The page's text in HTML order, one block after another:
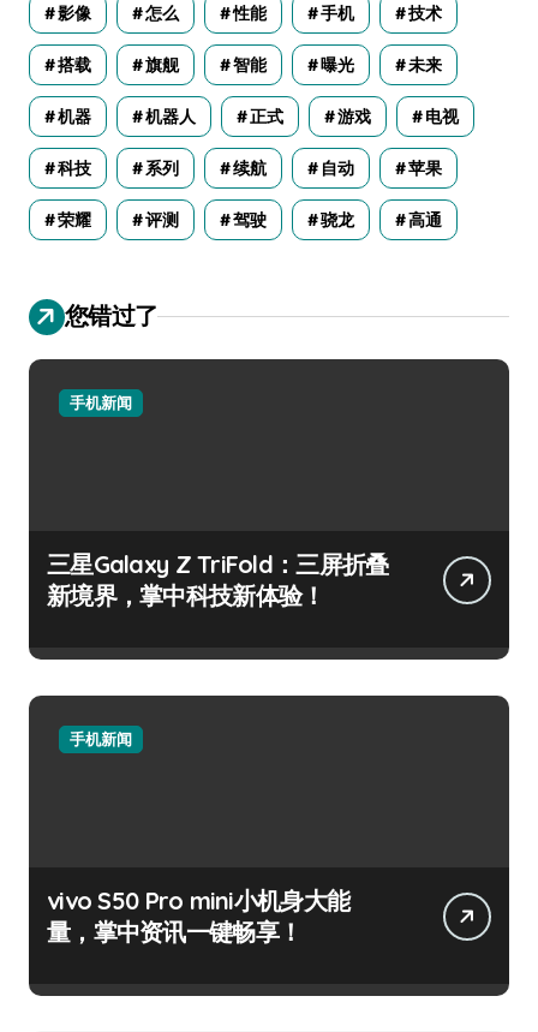
影像 怎么 性能 手机 技术
搭载 旗舰 智能 曝光 未来
机器 机器人 正式 游戏 电视
科技 系列 续航 自动 苹果
荣耀 评测 驾驶 骁龙 高通
您错过了
手机新闻
三星Galaxy Z TriFold：三屏折叠
新境界，掌中科技新体验！
手机新闻
vivo S50 Pro mini小机身大能
量，掌中资讯一键畅享！